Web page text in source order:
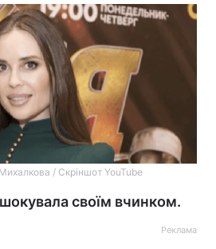
/ Скріншот YouTube
своїм вчинком.
Реклама